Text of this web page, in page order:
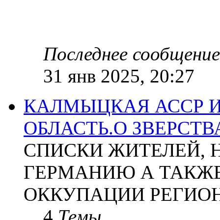
Последнее сообщение
31 янв 2025, 20:27
КАЛМЫЦКАЯ АССР
ОБЛАСТЬ.О
СПИСКИ ЖИТЕЛЕЙ,
ГЕРМАНИЮ А
ОККУПАЦИИ